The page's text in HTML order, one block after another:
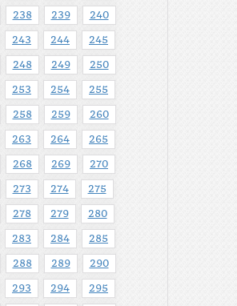
238 239 240
243 244 245
248 249 250
253 254 255
258 259 260
263 264 265
268 269 270
273 274 275
278 279 280
283 284 285
288 289 290
293 294 295